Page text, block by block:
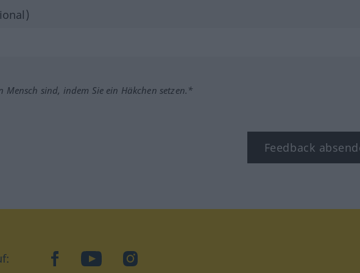
Mensch sind, indem Sie ein Häkchen setzen.*
Feedback
facebookYouTubeInstagram